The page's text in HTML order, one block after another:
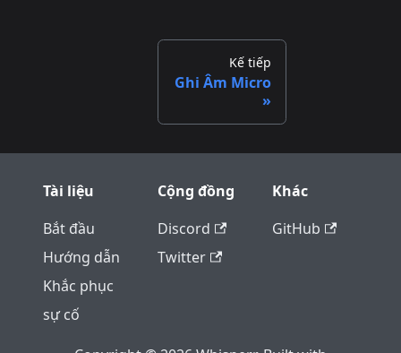
Kế tiếp
Ghi Âm Micro
Tài liệu
Bắt đầu
Hướng dẫn
Khắc phục
sự cố
Cộng đồng
Discord
Twitter
Khác
GitHub